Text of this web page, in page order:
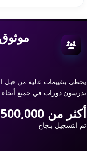
يحظى بتقييمات عالية من قبل
يدرسون دورات في جميع أنحاء
أكثر من 500,000 طالب
تم التسجيل بنجاح